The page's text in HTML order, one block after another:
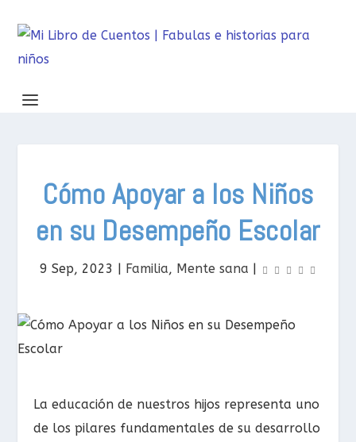
Cómo Apoyar a los Niños
en su Desempeño Escolar
9 Sep, 2023 | Familia, Mente sana |
La educación de nuestros hijos representa uno
de los pilares fundamentales de su desarrollo